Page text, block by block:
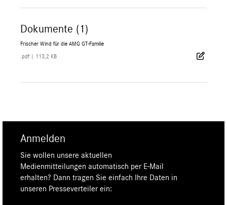
Dokumente (1)
Frischer Wind für die AMG GT-Familie
.pdf 113,2 KB
Anmelden
Sie wollen unsere aktuellen
Medienmitteilungen automatisch per E-Mail
erhalten? Dann tragen Sie einfach Ihre Daten in
unseren Presseverteiler ein: